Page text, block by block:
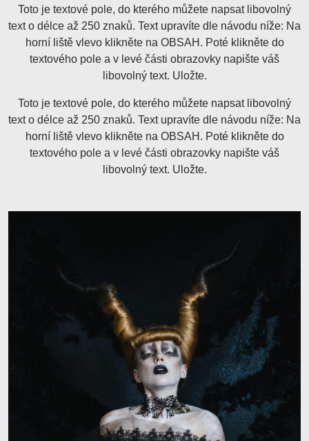
Toto je textové pole, do kterého můžete napsat libovolný
text o délce až 250 znaků. Text upravíte dle návodu níže: Na
horní liště vlevo klikněte na OBSAH. Poté klikněte do
textového pole a v levé části obrazovky napište váš
libovolný text. Uložte.
Toto je textové pole, do kterého můžete napsat libovolný
text o délce až 250 znaků. Text upravíte dle návodu níže: Na
horní liště vlevo klikněte na OBSAH. Poté klikněte do
textového pole a v levé části obrazovky napište váš
libovolný text. Uložte.